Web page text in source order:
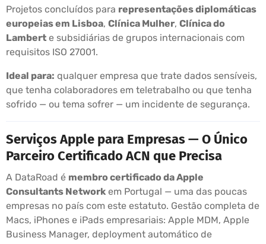
Projetos concluídos para representações diplomáticas
europeias em Lisboa, Clínica Mulher, Clínica do
Lambert e subsidiárias de grupos internacionais com
requisitos ISO 27001.
Ideal para: qualquer empresa que trate dados sensíveis,
que tenha colaboradores em teletrabalho ou que tenha
sofrido — ou tema sofrer — um incidente de segurança.
Serviços Apple para Empresas — O Único
Parceiro Certificado ACN que Precisa
A DataRoad é membro certificado da Apple
Consultants Network em Portugal — uma das poucas
empresas no país com este estatuto. Gestão completa de
Macs, iPhones e iPads empresariais: Apple MDM, Apple
Business Manager, deployment automático de